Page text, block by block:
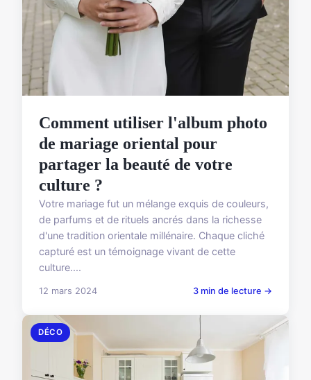
Comment utiliser l'album photo
de mariage oriental pour
partager la beauté de votre
culture ?
Votre mariage fut un mélange exquis de couleurs,
de parfums et de rituels ancrés dans la richesse
d'une tradition orientale millénaire. Chaque cliché
capturé est un témoignage vivant de cette
culture....
12 mars 2024 3 min de lecture →
DÉCO